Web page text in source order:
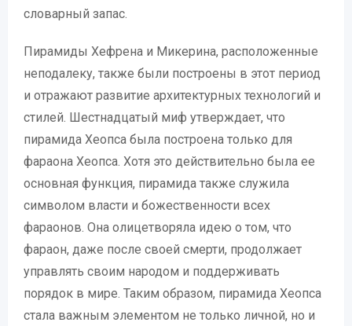
словарный запас.
Пирамиды Хефрена и Микерина, расположенные
неподалеку, также были построены в этот период
и отражают развитие архитектурных технологий и
стилей. Шестнадцатый миф утверждает, что
пирамида Хеопса была построена только для
фараона Хеопса. Хотя это действительно была ее
основная функция, пирамида также служила
символом власти и божественности всех
фараонов. Она олицетворяла идею о том, что
фараон, даже после своей смерти, продолжает
управлять своим народом и поддерживать
порядок в мире. Таким образом, пирамида Хеопса
стала важным элементом не только личной, но и